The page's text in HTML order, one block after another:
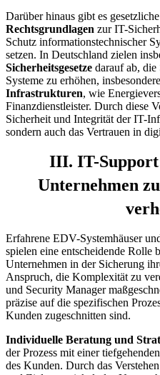
Darüber hinaus gibt es
Rechtsgrundlagen zur IT-
Schutz informationstechnischer
setzen. In Deutschland zielen
Sicherheitsgesetze darauf ab,
Systeme zu erhöhen,
Infrastrukturen, wie
Finanzdienstleister. Durch diese
Sicherheit und Integrität der IT-
sondern auch das Vertrauen in
III. IT-
Unternehmen
Erfahrene EDV-Systemhäuser
spielen eine entscheidende Rolle
Unternehmen in der Sicherung
Anspruch, die Komplexität zu
und Security Manager
präzise auf die spezifischen
Kunden zugeschnitten sind.
Individuelle Beratung und
der Prozess mit einer
des Kunden. Durch das